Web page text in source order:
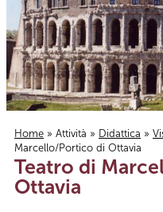
Tu sei qui
Home » Attività » Didattica »
Marcello/Portico di Ottavia
Teatro di
Ottavia